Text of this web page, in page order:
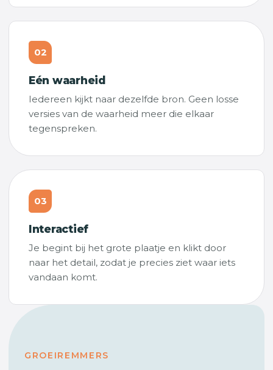
02
Eén waarheid
Iedereen kijkt naar dezelfde bron. Geen losse
versies van de waarheid meer die elkaar
tegenspreken.
03
Interactief
Je begint bij het grote plaatje en klikt door
naar het detail, zodat je precies ziet waar iets
vandaan komt.
GROEIREMMERS